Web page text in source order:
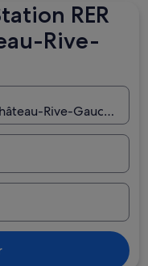
RER
Rive-
Rive-Gauche,